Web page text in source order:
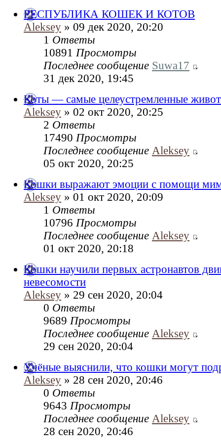
РЕСПУБЛИКА КОШЕК И КОТОВ
Aleksey » 09 дек 2020, 20:20
1 Ответы
10891 Просмотры
Последнее сообщение Suwa17
31 дек 2020, 19:45
Коты — самые целеустремленные
Aleksey » 02 окт 2020, 20:25
2 Ответы
17490 Просмотры
Последнее сообщение Aleksey
05 окт 2020, 20:25
Кошки выражают эмоции с помощи
Aleksey » 01 окт 2020, 20:09
1 Ответы
10796 Просмотры
Последнее сообщение Aleksey
01 окт 2020, 20:18
Кошки научили первых астронавтов
невесомости
Aleksey » 29 сен 2020, 20:04
0 Ответы
9689 Просмотры
Последнее сообщение Aleksey
29 сен 2020, 20:04
Учёные выяснили, что кошки могут
Aleksey » 28 сен 2020, 20:46
0 Ответы
9643 Просмотры
Последнее сообщение Aleksey
28 сен 2020, 20:46